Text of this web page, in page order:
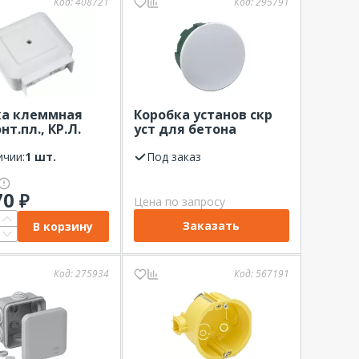
клеммная
КР.Л.
Electric
1 шт.
₽
В корзину
Коробка установ скр
уст для бетона
крышкой Systeme
Под заказ
Цена по запросу
Заказать
Код:275934 Код:567191